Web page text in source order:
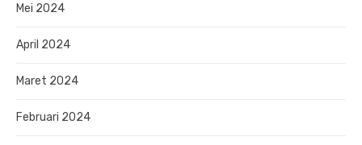
Mei 2024
April 2024
Maret 2024
Februari 2024